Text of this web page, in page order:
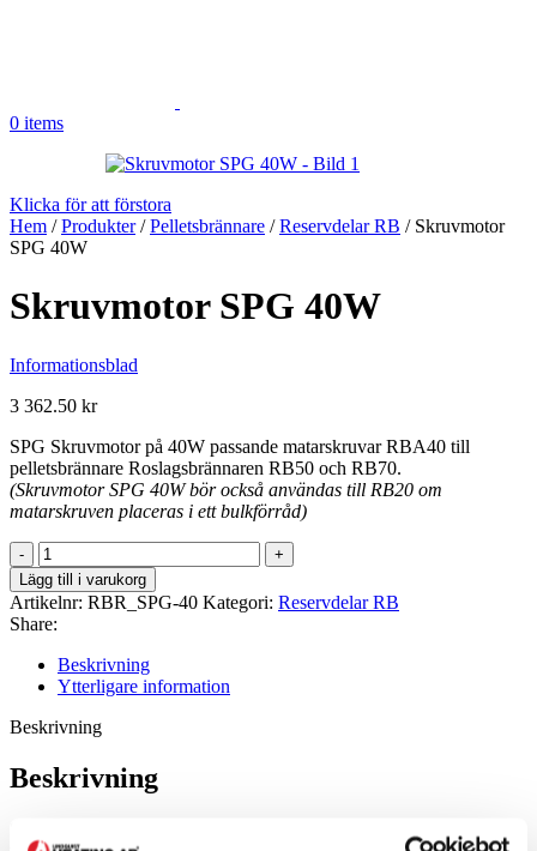
0 items
Klicka för att förstora
Hem /Produkter/Pelletsbrännare /Reservdelar RB / Skruvmotor
SPG 40W
Skruvmotor SPG 40W
Informationsblad
3 362.50 kr
SPG Skruvmotor på 40W passande matarskruvar RBA40 till
pelletsbrännare Roslagsbrännaren RB50 och RB70.
(Skruvmotor SPG 40W bör också användas till RB20 om
matarskruven placeras i ett bulkförråd)
Skruvmotor
SPG
40W
mängd
Lägg till i varukorg
Artikelnr: RBR_SPG-40 Kategori: Reservdelar RB
Share:
Beskrivning
Ytterligare information
Beskrivning
Beskrivning